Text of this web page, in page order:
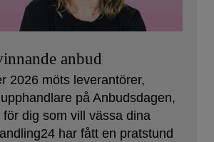
anbud
2026 möts leverantörer,
på Anbudsdagen,
dig som vill vässa dina
har fått en pratstund